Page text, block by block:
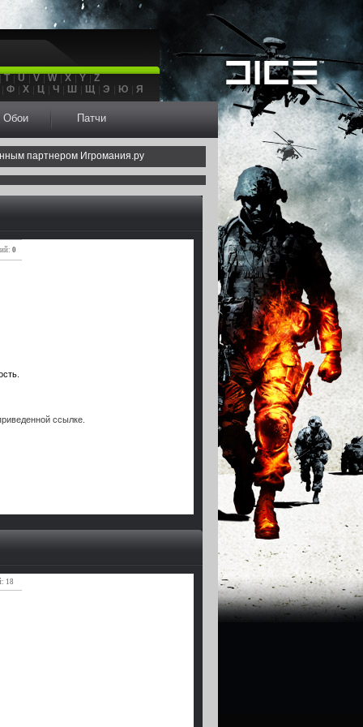
T U V W X Y
Z
Ф
Х Ц Ч Ш Щ Э Ю Я
Обои Патчи
партнером Игромания.ру
0
ссылке.
18